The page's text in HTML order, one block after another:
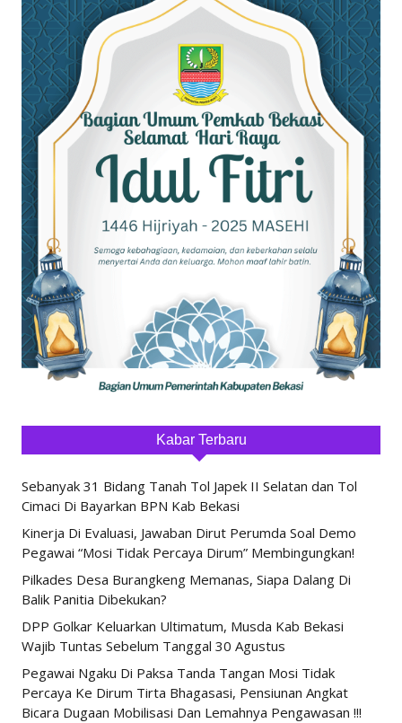
Kabar Terbaru
Sebanyak 31 Bidang Tanah Tol Japek II Selatan dan Tol
Cimaci Di Bayarkan BPN Kab Bekasi
Kinerja Di Evaluasi, Jawaban Dirut Perumda Soal Demo
Pegawai “Mosi Tidak Percaya Dirum” Membingungkan!
Pilkades Desa Burangkeng Memanas, Siapa Dalang Di
Balik Panitia Dibekukan?
DPP Golkar Keluarkan Ultimatum, Musda Kab Bekasi
Wajib Tuntas Sebelum Tanggal 30 Agustus
Pegawai Ngaku Di Paksa Tanda Tangan Mosi Tidak
Percaya Ke Dirum Tirta Bhagasasi, Pensiunan Angkat
Bicara Dugaan Mobilisasi Dan Lemahnya Pengawasan !!!